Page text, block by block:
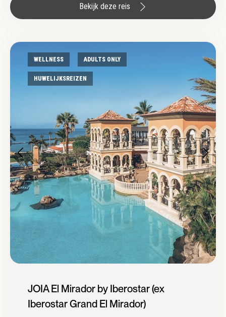
Bekijk deze reis
WELLNESS ADULTS ONLY
HUWELIJKSREIZEN
JOIA El Mirador by Iberostar (ex
Iberostar Grand El Mirador)